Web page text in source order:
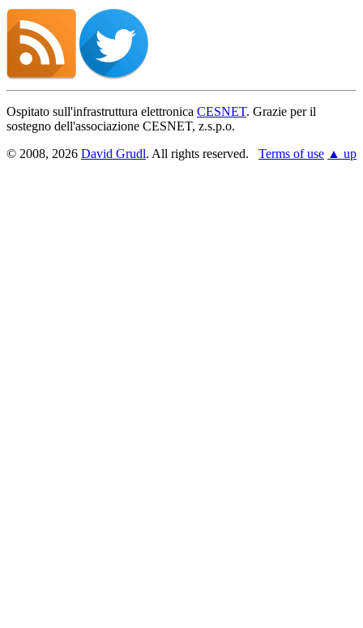
Ospitato sull'infrastruttura elettronica CESNET. Grazie per il
sostegno dell'associazione CESNET, z.s.p.o.
© 2008, 2026 David Grudl. All rights reserved. Terms of use ▲ up